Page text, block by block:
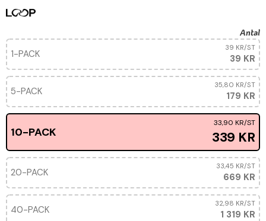
Antal
1-PACK 39 KR
39 KR/ST
5-PACK 179 KR
35,80 KR/ST
10-PACK 339 KR
33,90 KR/ST
20-PACK 669 KR
33,45 KR/ST
40-PACK 1 319 KR
32,98 KR/ST